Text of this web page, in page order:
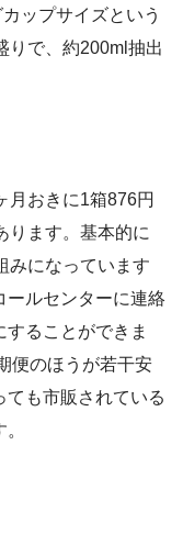
ップサイズという
りで、約200ml抽出
月おきに1箱876円
ります。基本的に
みになっています
ールセンターに連絡
ることができま
便のほうが若干安
ても市販されている